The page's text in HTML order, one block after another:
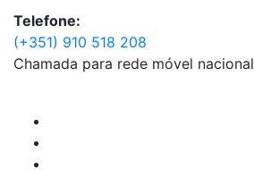
Telefone:
(+351) 910 518 208
Chamada para rede móvel nacional